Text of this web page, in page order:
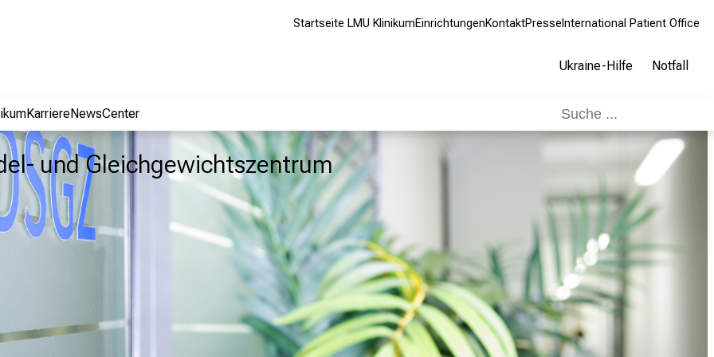
Startseite LMU KlinikumEinrichtungenKontaktPresse International Patient Office
Ukraine-Hilfe Notfall
KarriereNewsCenter
und Gleichgewichtszentrum